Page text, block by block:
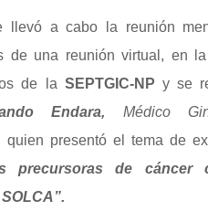
llevó a cabo la reunión
de una reunión virtual, en
de la SEPTGIC-NP y se
Endara,
Médico
quien presentó el tema de
precursoras de cáncer